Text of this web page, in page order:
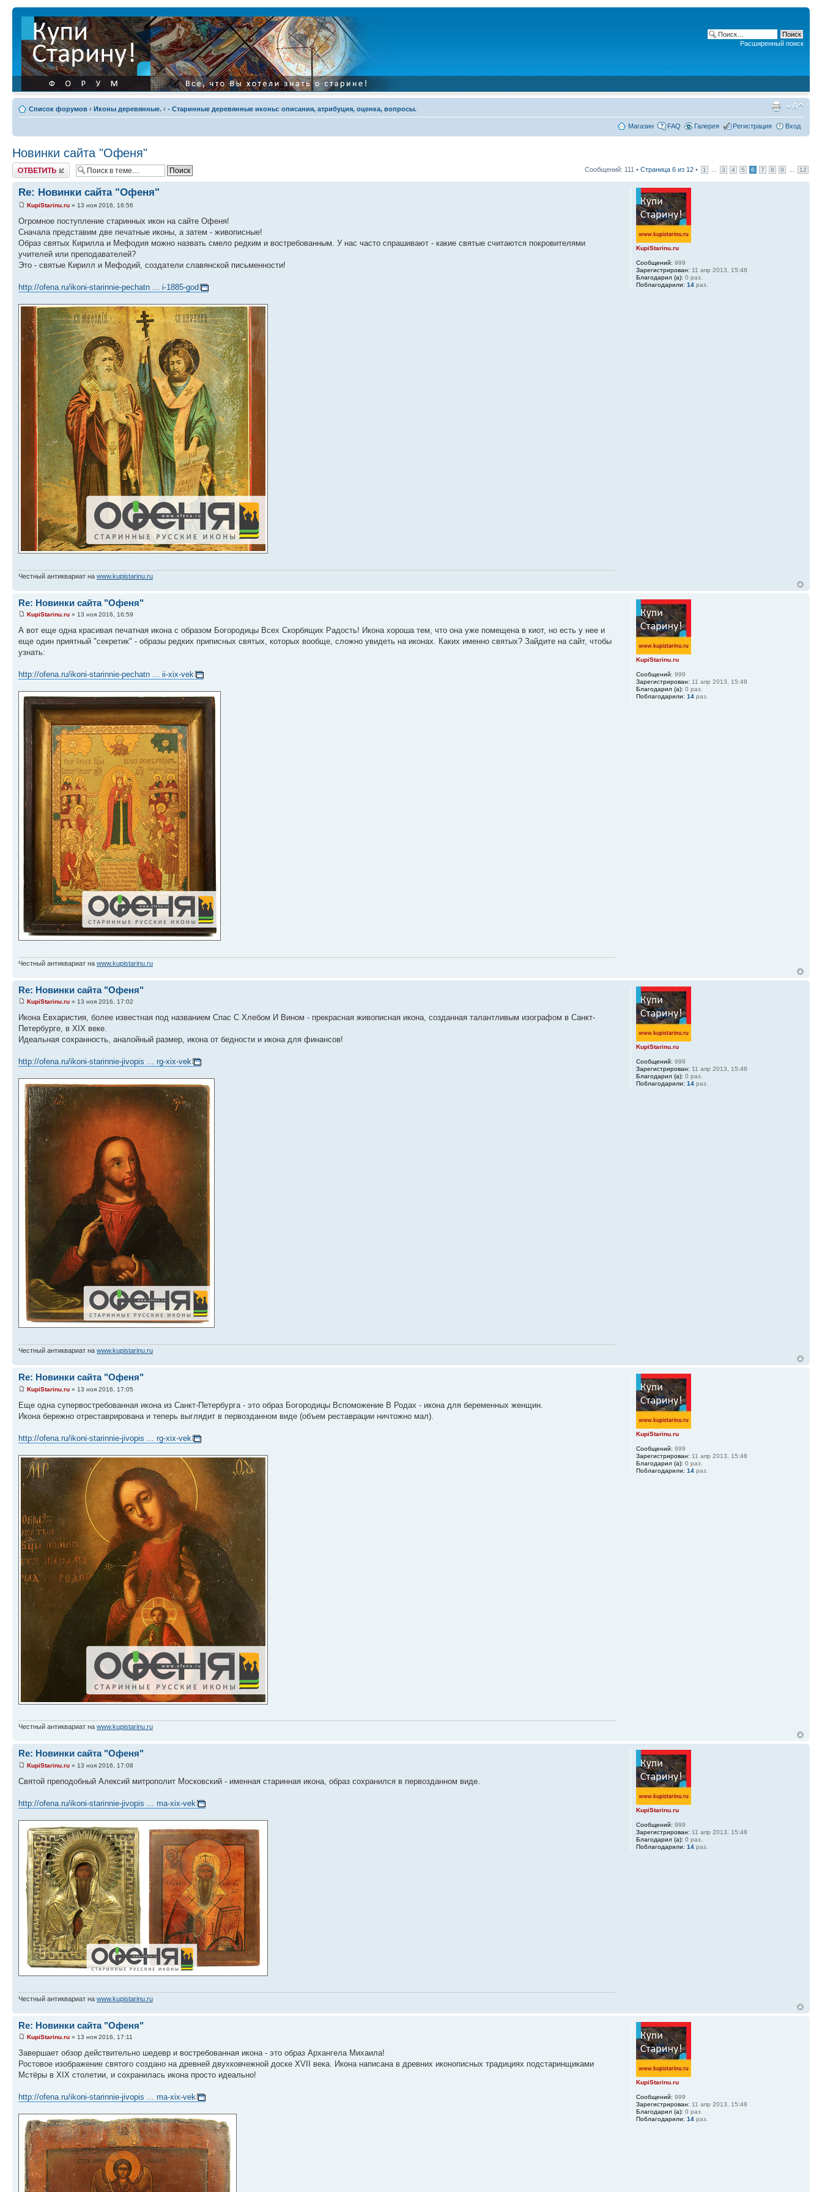
Расширенный поиск
Список форумов ‹ Иконы деревянные. ‹ - Старинные деревянные иконы: описания, атрибуция, оценка, вопросы.
Магазин FAQ Галерея Регистрация Вход
Новинки сайта "Офеня"
Ответить Сообщений: 111 • Страница 6 из 12 • 1 3 4 5 6 7 8 9 12
Re: Новинки сайта "Офеня"
KupiStarinu.ru » 13 ноя 2016, 16:56
Огромное поступление старинных икон на сайте Офеня!
Сначала представим две печатные иконы, а затем - живописные!
Образ святых Кирилла и Мефодия можно назвать смело редким и востребованным. У нас часто спрашивают - какие святые считаются покровителями
учителей или преподавателей?
Это - святые Кирилл и Мефодий, создатели славянской письменности!
http://ofena.ru/ikoni-starinnie-pechatn ... i-1885-god
Честный антиквариат на www.kupistarinu.ru
KupiStarinu.ru
Сообщений: 999
Зарегистрирован: 11 апр 2013, 15:48
Благодарил (а): 0 раз.
Поблагодарили: 14раз.
Re: Новинки сайта "Офеня"
KupiStarinu.ru » 13 ноя 2016, 16:59
А вот еще одна красивая печатная икона с образом Богородицы Всех Скорбящих Радость! Икона хороша тем, что она уже помещена в киот, но есть у нее и
еще один приятный "секретик" - образы редких приписных святых, которых вообще, сложно увидеть на иконах. Каких именно святых? Зайдите на сайт, чтобы
узнать:
http://ofena.ru/ikoni-starinnie-pechatn ... ii-xix-vek
Честный антиквариат на www.kupistarinu.ru
KupiStarinu.ru
Сообщений: 999
Зарегистрирован: 11 апр 2013, 15:48
Благодарил (а): 0 раз.
Поблагодарили: 14раз.
Re: Новинки сайта "Офеня"
KupiStarinu.ru » 13 ноя 2016, 17:02
Икона Евхаристия, более известная под названием Спас С Хлебом И Вином - прекрасная живописная икона, созданная талантливым изографом в Санкт-
Петербурге, в XIX веке.
Идеальная сохранность, аналойный размер, икона от бедности и икона для финансов!
http://ofena.ru/ikoni-starinnie-jivopis ... rg-xix-vek
Честный антиквариат на www.kupistarinu.ru
KupiStarinu.ru
Сообщений: 999
Зарегистрирован: 11 апр 2013, 15:48
Благодарил (а): 0 раз.
Поблагодарили: 14раз.
Re: Новинки сайта "Офеня"
KupiStarinu.ru » 13 ноя 2016, 17:05
Еще одна супервостребованная икона из Санкт-Петербурга - это образ Богородицы Вспоможение В Родах - икона для беременных женщин.
Икона бережно отреставрирована и теперь выглядит в первозданном виде (объем реставрации ничтожно мал).
http://ofena.ru/ikoni-starinnie-jivopis ... rg-xix-vek
Честный антиквариат на www.kupistarinu.ru
KupiStarinu.ru
Сообщений: 999
Зарегистрирован: 11 апр 2013, 15:48
Благодарил (а): 0 раз.
Поблагодарили: 14раз.
Re: Новинки сайта "Офеня"
KupiStarinu.ru » 13 ноя 2016, 17:08
Святой преподобный Алексий митрополит Московский - именная старинная икона, образ сохранился в первозданном виде.
http://ofena.ru/ikoni-starinnie-jivopis ... ma-xix-vek
Честный антиквариат на www.kupistarinu.ru
KupiStarinu.ru
Сообщений: 999
Зарегистрирован: 11 апр 2013, 15:48
Благодарил (а): 0 раз.
Поблагодарили: 14раз.
Re: Новинки сайта "Офеня"
KupiStarinu.ru » 13 ноя 2016, 17:11
Завершает обзор действительно шедевр и востребованная икона - это образ Архангела Михаила!
Ростовое изображение святого создано на древней двухковчежной доске XVII века. Икона написана в древних иконописных традициях подстаринщиками
Мстёры в XIX столетии, и сохранилась икона просто идеально!
http://ofena.ru/ikoni-starinnie-jivopis ... ma-xix-vek
KupiStarinu.ru
Сообщений: 999
Зарегистрирован: 11 апр 2013, 15:48
Благодарил (а): 0 раз.
Поблагодарили: 14раз.